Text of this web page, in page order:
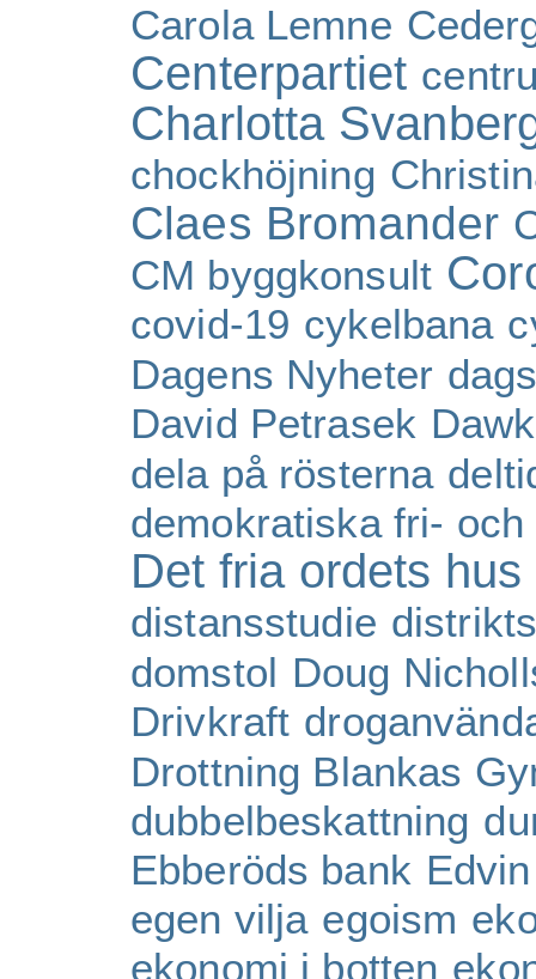
Carola Lemne
Centerpartiet
Charlotta
chockhöjning
Claes Bromander
CM byggkonsult
covid-19 cykelbana
Dagens Nyheter
David Petrasek
dela på rösterna
demokratiska fri-
Det fria ordets hus
distansstudie
domstol Doug
Drivkraft
Drottning Blankas
dubbelbeskattning
Ebberöds bank
egen vilja egoism
ekonomi i botten